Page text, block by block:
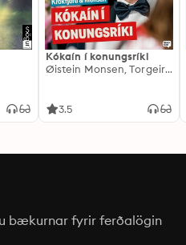
Kókaín í konungsríki
Øistein Monsen, Torgeir Krokfjord
3.5
bækurnar fyrir ferðalögin